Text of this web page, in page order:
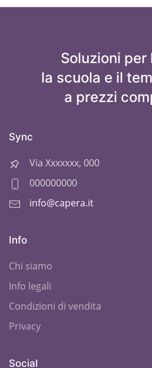
Soluzioni
la scuola e il
a prezzi
Sync
Via Xxxxxxx, 000
000000000
info@capera.it
Info
Chi siamo
Info legali
Condizioni di vendita
Privacy
Social